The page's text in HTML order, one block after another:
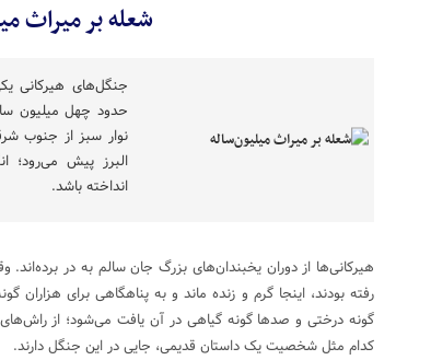
شعله بر میراث
جنگل‌های هیرکانی
حدود چهل میلیون
نوار سبز از جنوب
البرز پیش می‌رود؛
انداخته باشد.
هیرکانی‌ها از دوران یخبندان‌های بزرگ جان سالم به در
رفته بودند، اینجا گرم و زنده ماند و به پناهگاهی برای
گونه درختی و صدها گونه گیاهی در آن یافت می‌شود؛ از
کدام مثل شخصیت یک داستان قدیمی، جایی در این جنگل دارند.